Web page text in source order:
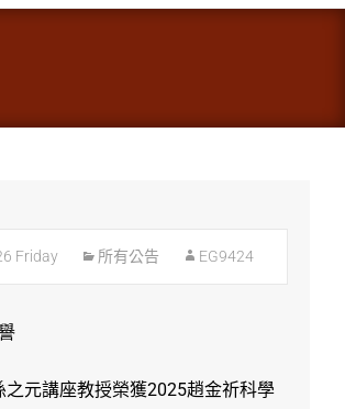
Friday 所有公告 EG9424
之元講座教授榮獲2025趙金祈科學